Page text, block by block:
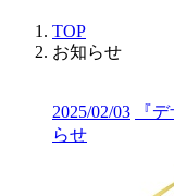
TOP
お知らせ
2025/02/03
『
らせ